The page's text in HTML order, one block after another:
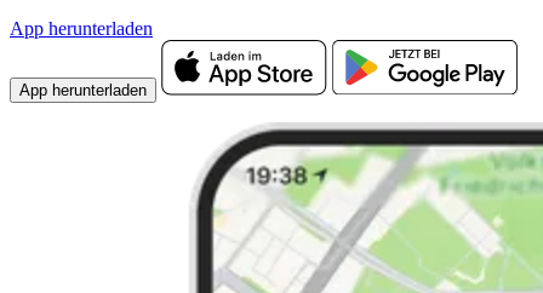
App herunterladen
App herunterladen